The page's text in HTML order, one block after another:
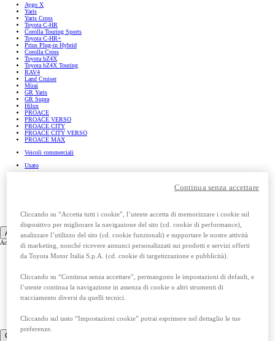
Aygo X
Yaris
Yaris Cross
Toyota C-HR
Corolla Touring Sports
Toyota C-HR+
Prius Plug-in Hybrid
Corolla Cross
Toyota bZ4X
Toyota bZ4X Touring
RAV4
Land Cruiser
Mirai
GR Yaris
GR Supra
Hilux
PROACE
PROACE VERSO
PROACE CITY
PROACE CITY VERSO
PROACE MAX
Veicoli commerciali
Usato
Scarica una brochure
Acquista la tua Toyota
Acquista la tua Toyota
Configura
Finanziamento
Toyota Easy Move
WeToyota Insurance
Clienti
Cliccando su “Accetta tutti i cookie”, l’utente accetta di memorizzare i cookie sul
dispositivo per migliorare la navigazione del sito (cd. cookie di performance),
analizzare l’utilizzo del sito (cd. cookie funzionali) e supportare le nostre attività
di marketing, nonché ricevere annunci personalizzati sui prodotti e servizi offerti
da Toyota Motor Italia S.p.A. (cd. cookie di targetizzazione e pubblicità).
Cliccando su “Continua senza accettare”, permangono le impostazioni di default, e
l’utente continua la navigazione in assenza di cookie o altri strumenti di
tracciamento diversi da quelli tecnici.
Cliccando sul tasto “Impostazioni cookie” potrai esprimere nel dettaglio le tue
preferenze.
Continua senza accettare